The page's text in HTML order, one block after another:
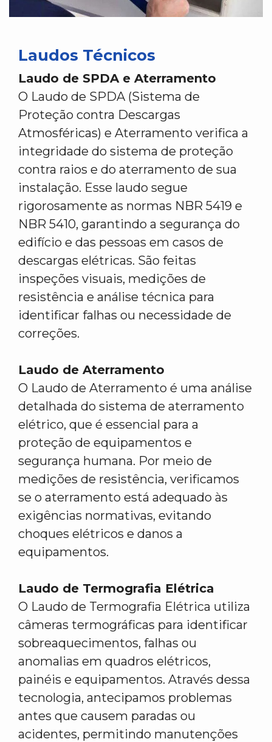
Laudos Técnicos
Laudo de SPDA e Aterramento
O Laudo de SPDA (Sistema de
Proteção contra Descargas
Atmosféricas) e Aterramento verifica a
integridade do sistema de proteção
contra raios e do aterramento de sua
instalação. Esse laudo segue
rigorosamente as normas NBR 5419 e
NBR 5410, garantindo a segurança do
edifício e das pessoas em casos de
descargas elétricas. São feitas
inspeções visuais, medições de
resistência e análise técnica para
identificar falhas ou necessidade de
correções.
Laudo de Aterramento
O Laudo de Aterramento é uma análise
detalhada do sistema de aterramento
elétrico, que é essencial para a
proteção de equipamentos e
segurança humana. Por meio de
medições de resistência, verificamos
se o aterramento está adequado às
exigências normativas, evitando
choques elétricos e danos a
equipamentos.
Laudo de Termografia Elétrica
O Laudo de Termografia Elétrica utiliza
câmeras termográficas para identificar
sobreaquecimentos, falhas ou
anomalias em quadros elétricos,
painéis e equipamentos. Através dessa
tecnologia, antecipamos problemas
antes que causem paradas ou
acidentes, permitindo manutenções